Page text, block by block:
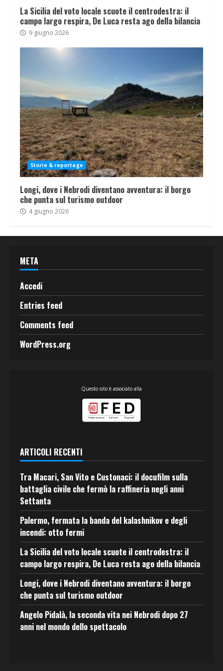
La Sicilia del voto locale scuote il centrodestra: il
campo largo respira, De Luca resta ago della bilancia
9 giugno 2026
Storie & reportage
Longi, dove i Nebrodi diventano avventura: il borgo
che punta sul turismo outdoor
4 giugno 2026
META
Accedi
Entries feed
Comments feed
WordPress.org
Questo sito è associato alla
ARTICOLI RECENTI
Tra Macari, San Vito e Custonaci: il docufilm sulla
battaglia civile che fermò la raffineria negli anni
Settanta
Palermo, fermata la banda del kalashnikov e degli
incendi: otto fermi
La Sicilia del voto locale scuote il centrodestra: il
campo largo respira, De Luca resta ago della bilancia
Longi, dove i Nebrodi diventano avventura: il borgo
che punta sul turismo outdoor
Angelo Pidalà, la seconda vita nei Nebrodi dopo 27
anni nel mondo dello spettacolo